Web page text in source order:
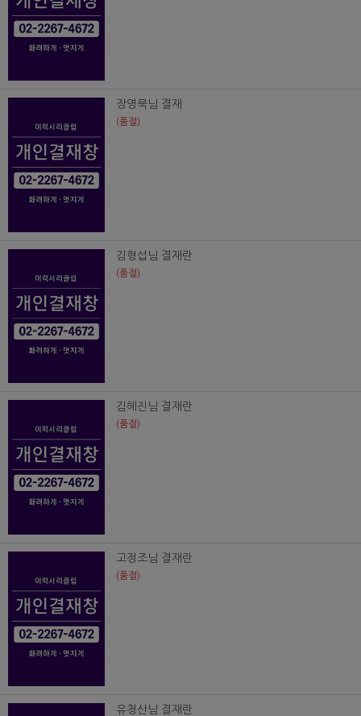
장영묵님 결재
(품절)
김형섭님 결재란
(품절)
김혜진님 결재란
(품절)
고정조님 결재란
(품절)
유청산님 결재란